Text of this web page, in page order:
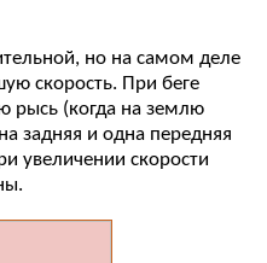
но на самом деле
скорость. При беге
рысь (когда на землю
задняя и одна передняя
увеличении скорости